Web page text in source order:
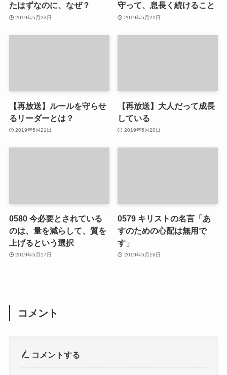
たはずなのに、なぜ？
2019年5月23日
守って、息長く続けること
2019年5月22日
【再放送】ルールを守らせ
るリーダーとは？
2019年5月21日
【再放送】大人だって成長
している
2019年5月20日
0580 今必要とされている
のは、量を減らして、質を
上げるという選択
2019年5月17日
0579 キリストの名言「あ
すのための心配は無用で
す」
2019年5月16日
コメント
コメントする